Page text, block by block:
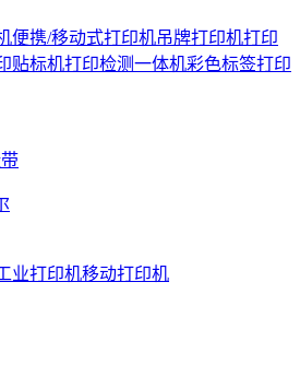
便携/移动式打印机吊牌打印机打印
贴标机打印检测一体机彩色标签打印
业打印机移动打印机